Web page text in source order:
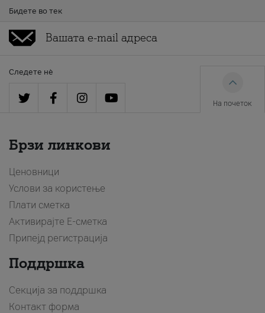
Бидете во тек
Следете нè
На почеток
Брзи линкови
Ценовници
Услови за користење
Плати сметка
Активирајте Е-сметка
Припејд регистрација
Поддршка
Секција за поддршка
Контакт форма